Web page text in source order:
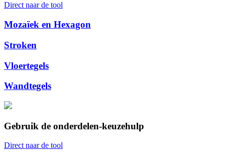
Direct naar de tool
Mozaïek en Hexagon
Stroken
Vloertegels
Wandtegels
Gebruik de onderdelen-keuzehulp
Direct naar de tool